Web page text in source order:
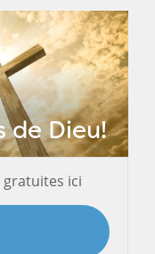
de Dieu!
gratuites ici